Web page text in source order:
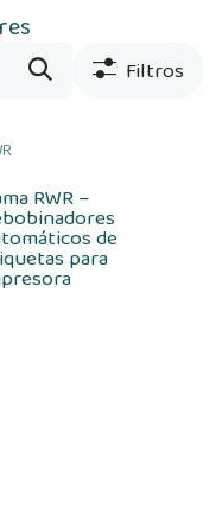
Filtros
RWR –
de
para